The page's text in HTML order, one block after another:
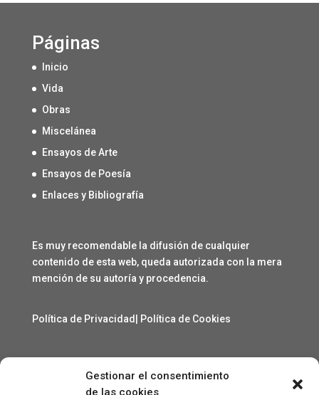
Gestionar el consentimiento
de las cookies
Páginas
Inicio
Vida
Obras
Miscelánea
Ensayos de Arte
Ensayos de Poesía
Enlaces y Bibliografía
Es muy recomendable la difusión de cualquier
contenido de esta web, queda autorizada con la mera
mención de su autoría y procedencia.
Política de Privacidad Política de Cookies
Contacto